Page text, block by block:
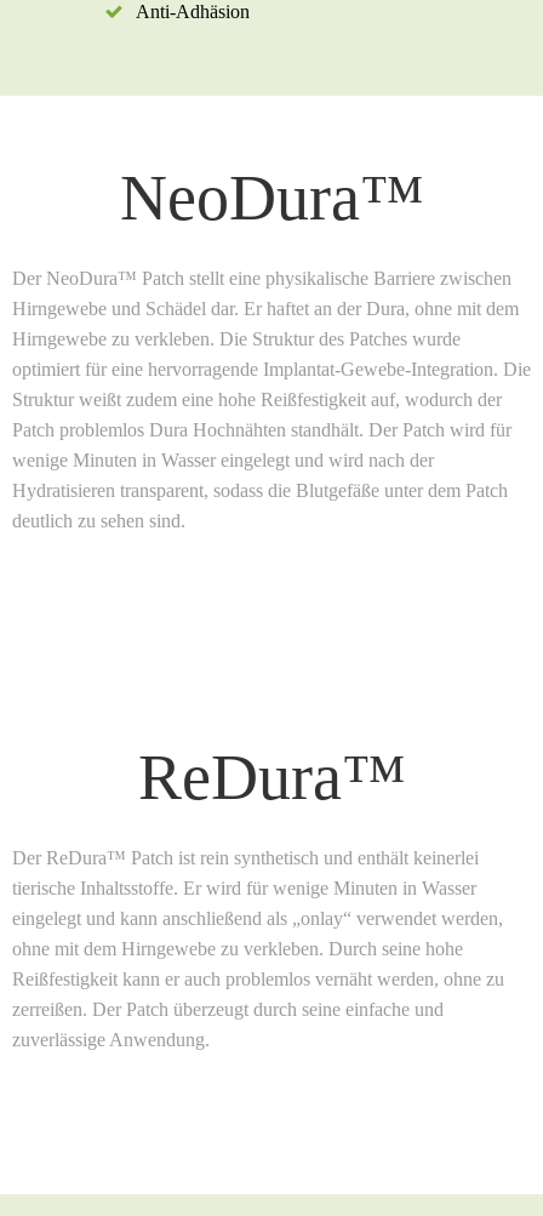
Anti-Adhäsion
NeoDura™
Der NeoDura™ Patch stellt eine physikalische Barriere zwischen
Hirngewebe und Schädel dar. Er haftet an der Dura, ohne mit dem
Hirngewebe zu verkleben. Die Struktur des Patches wurde
optimiert für eine hervorragende Implantat-Gewebe-Integration. Die
Struktur weißt zudem eine hohe Reißfestigkeit auf, wodurch der
Patch problemlos Dura Hochnähten standhält. Der Patch wird für
wenige Minuten in Wasser eingelegt und wird nach der
Hydratisieren transparent, sodass die Blutgefäße unter dem Patch
deutlich zu sehen sind.
ReDura™
Der ReDura™ Patch ist rein synthetisch und enthält keinerlei
tierische Inhaltsstoffe. Er wird für wenige Minuten in Wasser
eingelegt und kann anschließend als „onlay“ verwendet werden,
ohne mit dem Hirngewebe zu verkleben. Durch seine hohe
Reißfestigkeit kann er auch problemlos vernäht werden, ohne zu
zerreißen. Der Patch überzeugt durch seine einfache und
zuverlässige Anwendung.